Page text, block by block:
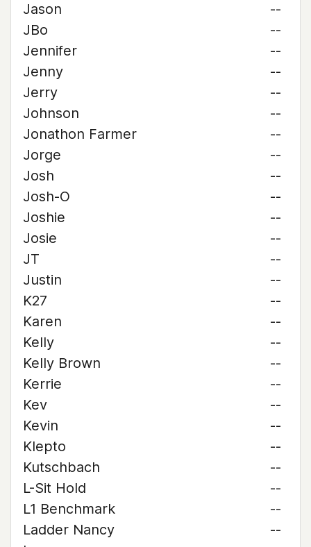
Jason
--
JBo
--
Jennifer
--
Jenny
--
Jerry
--
Johnson
--
Jonathon Farmer
--
Jorge
--
Josh
--
Josh-O
--
Joshie
--
Josie
--
JT
--
Justin
--
K27
--
Karen
--
Kelly
--
Kelly Brown
--
Kerrie
--
Kev
--
Kevin
--
Klepto
--
Kutschbach
--
L-Sit Hold
--
L1 Benchmark
--
Ladder Nancy
--